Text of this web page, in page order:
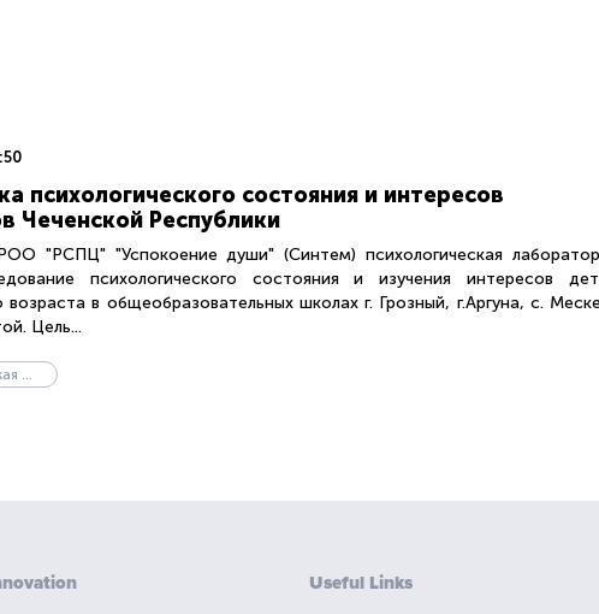
психологического состояния и интересов
Чеченской Республики
"РСПЦ" "Успокоение души" (Синтем) психологическая
психологического состояния и изучения интересов
возраста в общеобразовательных школах г. Грозный, г.Аргуна, с.
Цель...
Психологическая служба
Useful Links